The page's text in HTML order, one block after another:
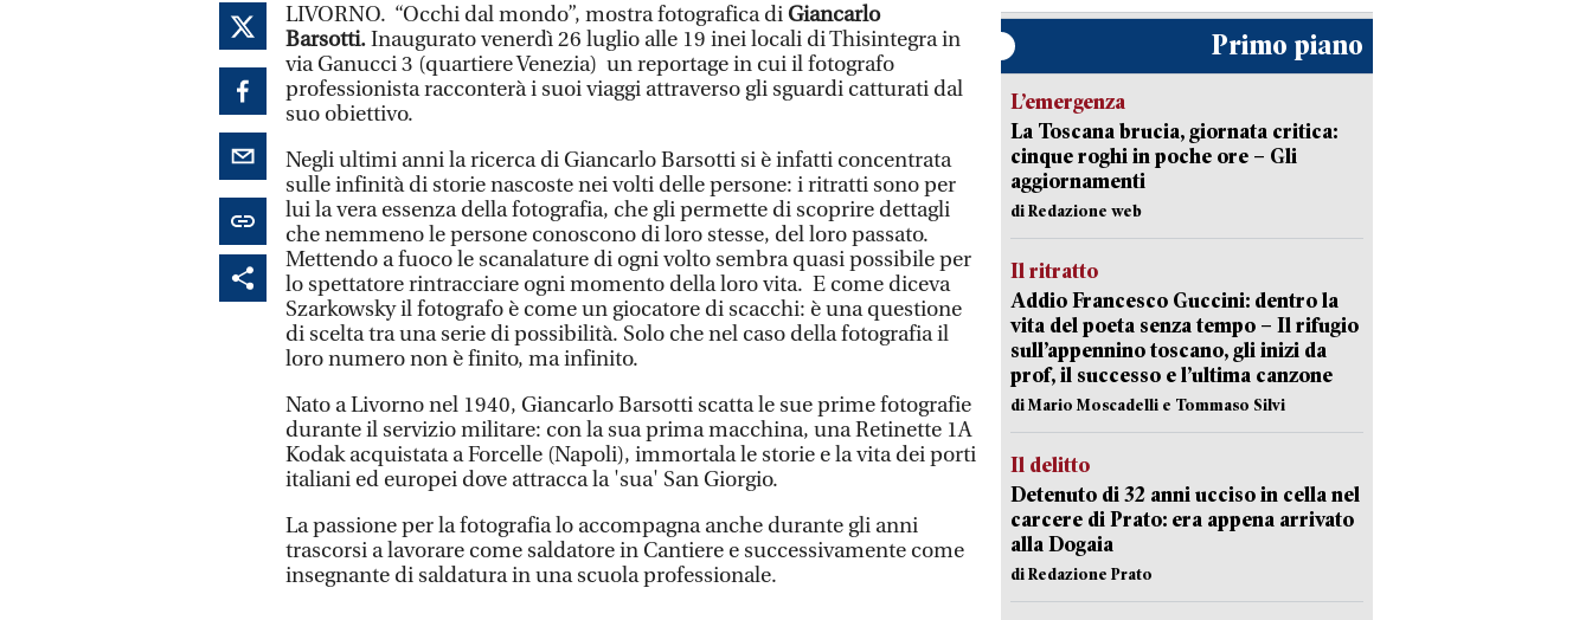
LIVORNO. “Occhi dal mondo”, mostra fotografica diGiancarlo
Barsotti.Inaugurato venerdì 26 luglio alle 19 inei locali di Thisintegra in
via Ganucci 3 (quartiere Venezia) un reportage in cui il fotografo
professionista racconterà i suoi viaggi attraverso gli sguardi catturati dal
suo obiettivo.
Negli ultimi anni la ricerca di Giancarlo Barsotti si è infatti concentrata
sulle infinità di storie nascoste nei volti delle persone: i ritratti sono per
lui la vera essenza della fotografia, che gli permette di scoprire dettagli
che nemmeno le persone conoscono di loro stesse, del loro passato.
Mettendo a fuoco le scanalature di ogni volto sembra quasi possibile per
lo spettatore rintracciare ogni momento della loro vita. E come diceva
Szarkowsky il fotografo è come un giocatore di scacchi: è una questione
di scelta tra una serie di possibilità. Solo che nel caso della fotografia il
loro numero non è finito, ma infinito.
Nato a Livorno nel 1940, Giancarlo Barsotti scatta le sue prime fotografie
durante il servizio militare: con la sua prima macchina, una Retinette 1A
Kodak acquistata a Forcelle (Napoli), immortala le storie e la vita dei porti
italiani ed europei dove attracca la 'sua' San Giorgio.
La passione per la fotografia lo accompagna anche durante gli anni
trascorsi a lavorare come saldatore in Cantiere e successivamente come
insegnante di saldatura in una scuola professionale.
Primo piano
L’emergenza
La Toscana brucia, giornata critica:
cinque roghi in poche ore – Gli
aggiornamenti
di Redazione web
Il ritratto
Addio Francesco Guccini: dentro la
vita del poeta senza tempo – Il rifugio
sull’appennino toscano, gli inizi da
prof, il successo e l’ultima canzone
di Mario Moscadelli e Tommaso Silvi
Il delitto
Detenuto di 32 anni ucciso in cella nel
carcere di Prato: era appena arrivato
alla Dogaia
di Redazione Prato